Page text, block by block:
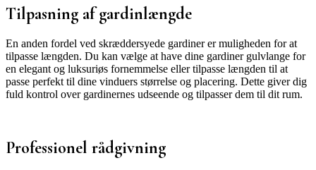
Tilpasning af gardinlængde
En anden fordel ved skræddersyede gardiner er muligheden for at
tilpasse længden. Du kan vælge at have dine gardiner gulvlange for
en elegant og luksuriøs fornemmelse eller tilpasse længden til at
passe perfekt til dine vinduers størrelse og placering. Dette giver dig
fuld kontrol over gardinernes udseende og tilpasser dem til dit rum.
Professionel rådgivning